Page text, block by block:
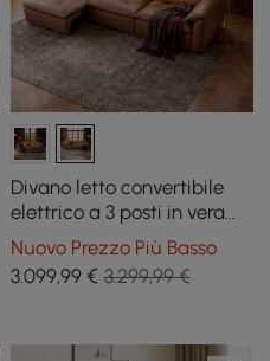
Divano letto convertibile
elettrico a 3 posti in vera
pelle da 320 cm con
poggiatesta regolabili
Nuovo Prezzo Più Basso
3.099,99€ 3.299,99 €